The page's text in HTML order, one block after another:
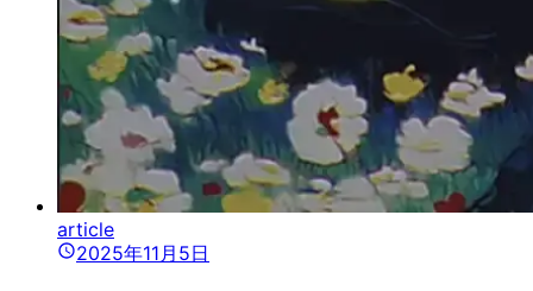
article
2025年11月5日